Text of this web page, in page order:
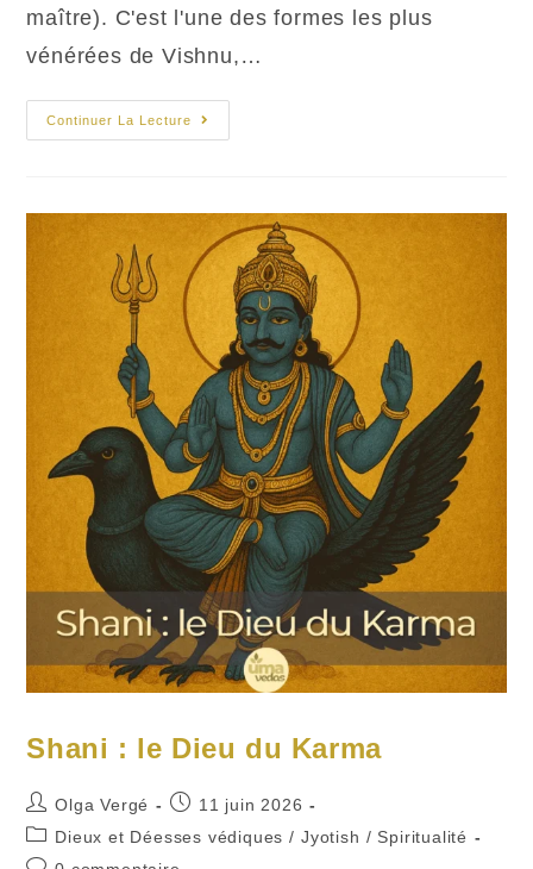
maître). C'est l'une des formes les plus
vénérées de Vishnu,…
Continuer La Lecture
Ratha
Yatra
Shani : le Dieu du Karma
Auteur/autrice
de
la
Olga Vergé
Publication
publiée :
11 juin 2026
Post
category:
Dieux et Déesses védiques / Jyotish / Spiritualité